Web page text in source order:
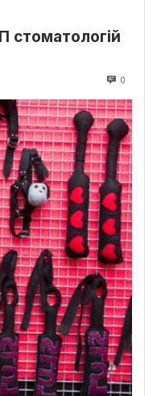
стоматологій
0